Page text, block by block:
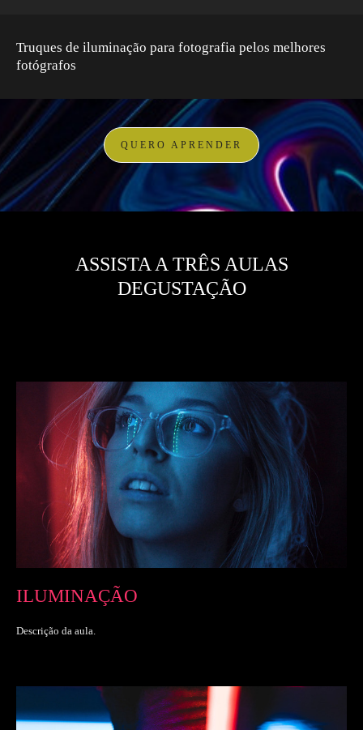
Truques de iluminação para fotografia pelos melhores
fotógrafos
QUERO APRENDER
ASSISTA A TRÊS AULAS
DEGUSTAÇÃO
ILUMINAÇÃO
Descrição da aula.